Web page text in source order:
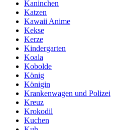
Kaninchen
Katzen
Kawaii Anime
Kekse
Kerze
Kindergarten
Koala
Kobolde
König
Königin
Krankenwagen und Polizei
Kreuz
Krokodil
Kuchen